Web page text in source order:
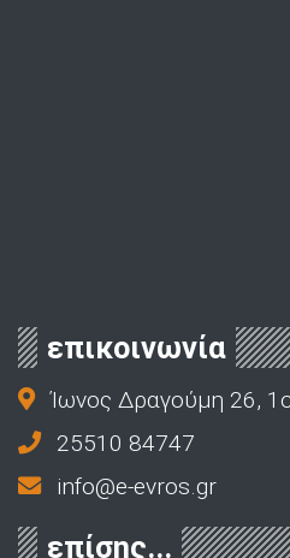
επικοινωνία
Ίωνος Δραγούμη 26,
25510 84747
info@e-evros.gr
επίσης...